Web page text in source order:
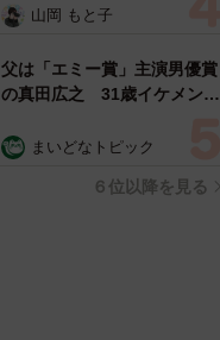
憩まで分刻み… 「大学生で
山岡 もと子
父は「エミー賞」主演男優賞
の真田広之 31歳イケメン俳
「ガチヒロさんそっくり」
まいどなトピック
６位以降を見る